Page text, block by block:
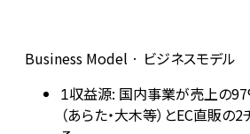
Business Model · ビジネスモデル
1収益源: 国内事業が売上の
（あらた・大木等）とEC直販の